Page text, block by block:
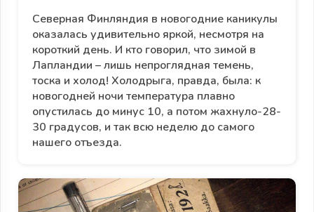
Северная Финляндия в новогодние каникулы
оказалась удивительно яркой, несмотря на
короткий день. И кто говорил, что зимой в
Лапландии – лишь непроглядная темень,
тоска и холод! Холодрыга, правда, была: к
новогодней ночи температура плавно
опустилась до минус 10, а потом жахнуло-28-
30 градусов, и так всю неделю до самого
нашего отъезда.